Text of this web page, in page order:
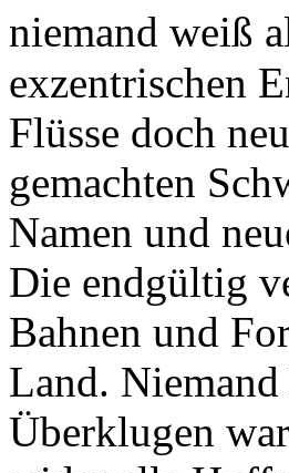
niemand weiß
exzentrischen
Flüsse doch
gemachten
Namen und
Die endgültig
Bahnen und
Land.
Überklugen